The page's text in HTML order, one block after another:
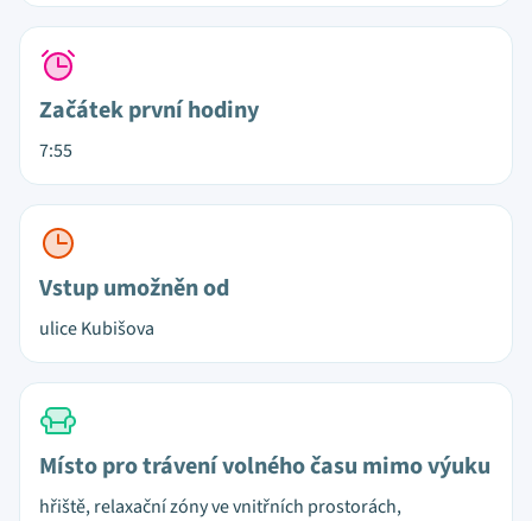
Začátek první hodiny
7:55
Vstup umožněn od
ulice Kubišova
Místo pro trávení volného času mimo výuku
hřiště, relaxační zóny ve vnitřních prostorách,